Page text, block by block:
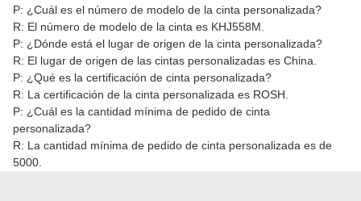
P: ¿Cuál es el número de modelo de la cinta personalizada?
R: El número de modelo de la cinta es KHJ558M.
P: ¿Dónde está el lugar de origen de la cinta personalizada?
R: El lugar de origen de las cintas personalizadas es China.
P: ¿Qué es la certificación de cinta personalizada?
R: La certificación de la cinta personalizada es ROSH.
P: ¿Cuál es la cantidad mínima de pedido de cinta
personalizada?
R: La cantidad mínima de pedido de cinta personalizada es de
5000.